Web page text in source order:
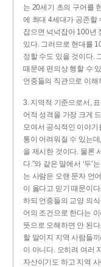
는 20세기 초의 구어를
에 최대 4세대가 공존할
잡으면 넉넉잡아 100년
있다. 그러므로 현대를
정할 수도 있을 것이다.
때문에 편의상 행할 수
언중들의 직관으로 이해
3. 지역적 기준으로서,
어적 성격을 가장 크게
모여서 공식적인 이야
통이 어려워질 수 있는
을 제시한 것이다. 물론
다.”와 같은 말에서 ‘두’
는 사람은 오랜 문자 언
이 옳다고 믿기 때문이
하되 언중들의 교양 의
어의 조건으로 한다는
뜻으로 오해하면 안 된
할 말이지 지역 사람들
이 아니다. 오히려 여러
자산이기도 하고 지역